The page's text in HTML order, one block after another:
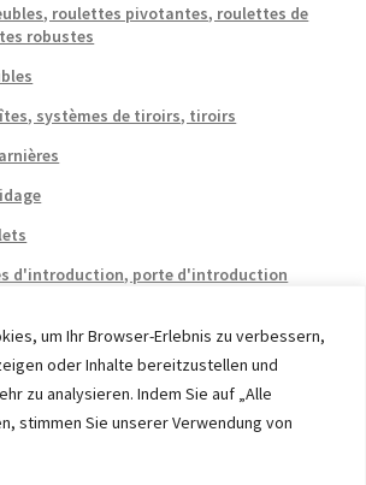
um Ihr Browser-Erlebnis zu verbessern,
oder Inhalte bereitzustellen und
zu analysieren. Indem Sie auf „Alle
stimmen Sie unserer Verwendung von
roulettes pivotantes, roulettes de
robustes
systèmes de tiroirs, tiroirs
d'introduction, porte d'introduction
UG, Germany, member of the ERUON